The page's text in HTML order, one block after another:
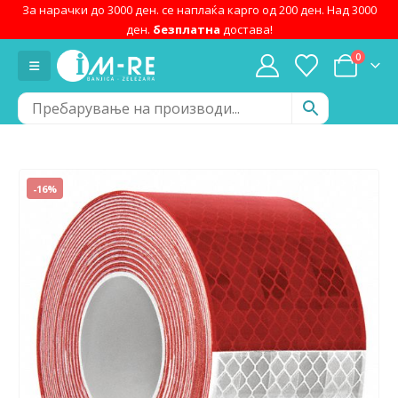
За нарачки до 3000 ден. се наплаќа карго од 200 ден. Над 3000
ден. безплатна достава!
0
-16%